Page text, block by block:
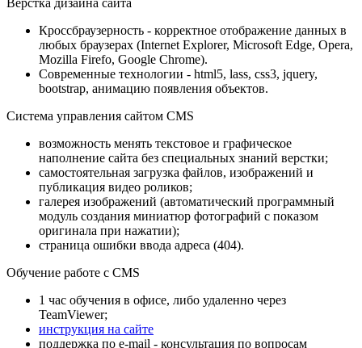
Кроссбраузерность - корректное отображение данных в
любых браузерах (Internet Explorer, Microsoft Edge, Opera,
Mozilla Firefo, Google Chrome).
Современные технологии - html5, lass, css3, jquery,
bootstrap, анимацию появления объектов.
Система управления сайтом CMS
возможность менять текстовое и графическое
наполнение сайта без специальных знаний верстки;
самостоятельная загрузка файлов, изображений и
публикация видео роликов;
галерея изображений (автоматический программный
модуль создания миниатюр фотографий с показом
оригинала при нажатии);
страница ошибки ввода адреса (404).
Обучение работе с CMS
1 час обучения в офисе, либо удаленно через
TeamViewer;
инструкция на сайте
поддержка по e-mail - консультация по вопросам